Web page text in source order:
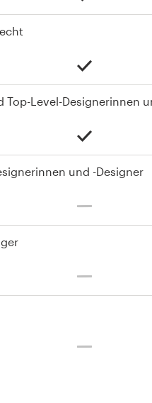
Level-Designerinnen
und -Designer